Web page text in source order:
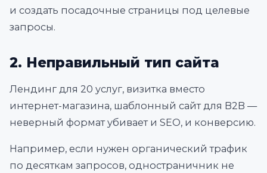
и создать посадочные страницы под целевые
запросы.
2. Неправильный тип сайта
Лендинг для 20 услуг, визитка вместо
интернет-магазина, шаблонный сайт для B2B —
неверный формат убивает и SEO, и конверсию.
Например, если нужен органический трафик
по десяткам запросов, одностраничник не